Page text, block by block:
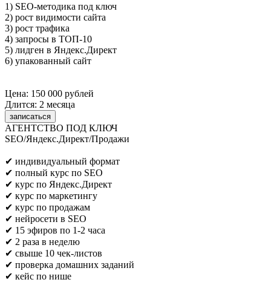
1) SEO-методика под ключ
2) рост видимости сайта
3) рост трафика
4) запросы в ТОП-10
5) лидген в Яндекс.Директ
6) упакованный сайт
Цена: 150 000 рублей
Длится: 2 месяца
записаться
АГЕНТСТВО ПОД КЛЮЧ
SEO/Яндекс.Директ/Продажи
✔ индивидуальный формат
✔ полный курс по SEO
✔ курс по Яндекс.Директ
✔ курс по маркетингу
✔ курс по продажам
✔ нейросети в SEO
✔ 15 эфиров по 1-2 часа
✔ 2 раза в неделю
✔ свыше 10 чек-листов
✔ проверка домашних заданий
✔ кейс по нише